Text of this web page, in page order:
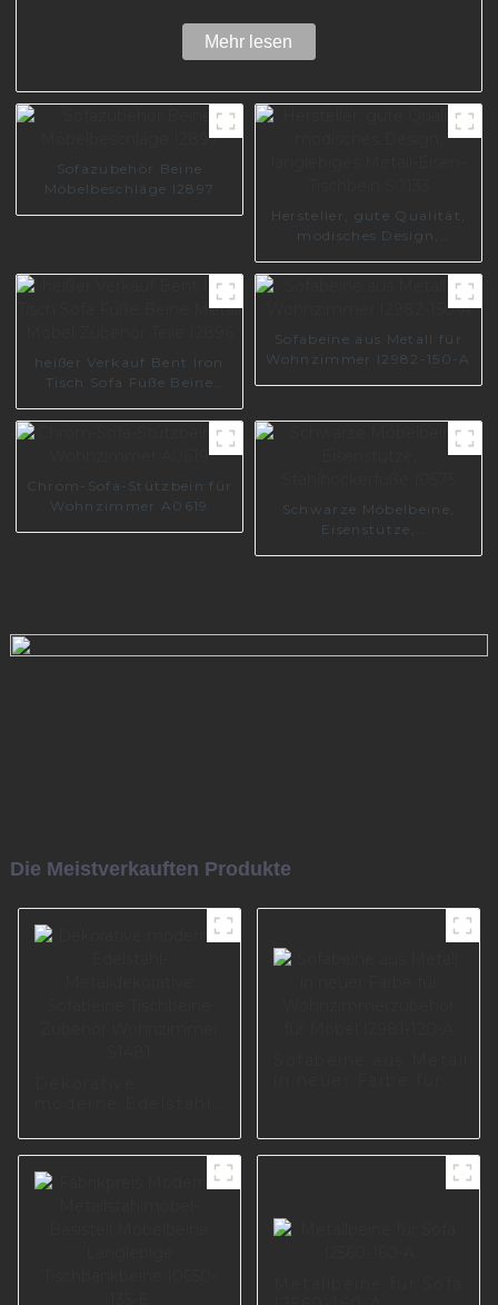
Mehr lesen
Sofazubehör Beine
Möbelbeschläge I2897
Hersteller, gute Qualität,
modisches Design,
Tischbein S0133
heißer Verkauf Bent Iron
Tisch Sofa Füße Beine
I2896
Sofabeine aus Metall für
Wohnzimmer I2982-150-A
Chrom-Sofa-Stützbein für
Wohnzimmer A0619
Schwarze Möbelbeine,
Eisenstütze,
Die Meistverkauften Produkte
Sofabeine
Tischbeine Zubehör
Wohnzimmer S1481
A